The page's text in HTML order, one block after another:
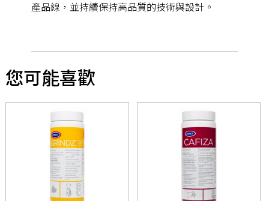
產品線，並持續保持高品質的技術與設計。
您可能喜歡